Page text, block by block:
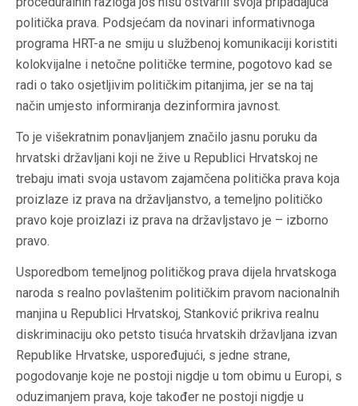
politička prava. Podsjećam da novinari informativnoga
programa HRT-a ne smiju u službenoj komunikaciji koristiti
kolokvijalne i netočne političke termine, pogotovo kad se
radi o tako osjetljivim političkim pitanjima, jer se na taj
način umjesto informiranja dezinformira javnost.
To je višekratnim ponavljanjem značilo jasnu poruku da
hrvatski državljani koji ne žive u Republici Hrvatskoj ne
trebaju imati svoja ustavom zajamčena politička prava koja
proizlaze iz prava na državljanstvo, a temeljno političko
pravo koje proizlazi iz prava na državljstavo je – izborno
pravo.
Usporedbom temeljnog političkog prava dijela hrvatskoga
naroda s realno povlaštenim političkim pravom nacionalnih
manjina u Republici Hrvatskoj, Stanković prikriva realnu
diskriminaciju oko petsto tisuća hrvatskih državljana izvan
Republike Hrvatske, uspoređujući, s jedne strane,
pogodovanje koje ne postoji nigdje u tom obimu u Europi, s
oduzimanjem prava, koje također ne postoji nigdje u